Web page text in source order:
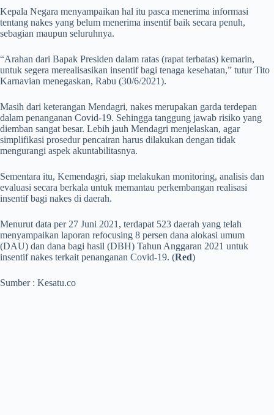
Kepala Negara menyampaikan hal itu pasca menerima informasi
tentang nakes yang belum menerima insentif baik secara penuh,
sebagian maupun seluruhnya.
“Arahan dari Bapak Presiden dalam ratas (rapat terbatas) kemarin,
untuk segera merealisasikan insentif bagi tenaga kesehatan,” tutur Tito
Karnavian menegaskan, Rabu (30/6/2021).
Masih dari keterangan Mendagri, nakes merupakan garda terdepan
dalam penanganan Covid-19. Sehingga tanggung jawab risiko yang
diemban sangat besar. Lebih jauh Mendagri menjelaskan, agar
simplifikasi prosedur pencairan harus dilakukan dengan tidak
mengurangi aspek akuntabilitasnya.
Sementara itu, Kemendagri, siap melakukan monitoring, analisis dan
evaluasi secara berkala untuk memantau perkembangan realisasi
insentif bagi nakes di daerah.
Menurut data per 27 Juni 2021, terdapat 523 daerah yang telah
menyampaikan laporan refocusing 8 persen dana alokasi umum
(DAU) dan dana bagi hasil (DBH) Tahun Anggaran 2021 untuk
insentif nakes terkait penanganan Covid-19. (Red)
Sumber : Kesatu.co